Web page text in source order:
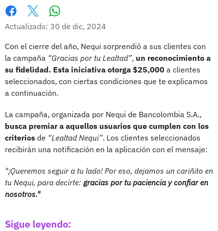
Facebook
X
Actualizado: 30 de dic, 2024
Con el cierre del año, Nequi sorprendió a sus clientes con
la campaña “Gracias por tu Lealtad”, un reconocimiento a
su fidelidad. Esta iniciativa otorga $25,000 a clientes
seleccionados, con ciertas condiciones que te explicamos
a continuación.
La campaña, organizada por Nequi de Bancolombia S.A.,
busca premiar a aquellos usuarios que cumplen con los
criterios de “Lealtad Nequi”. Los clientes seleccionados
recibirán una notificación en la aplicación con el mensaje:
"¡Queremos seguir a tu lado! Por eso, dejamos un cariñito en
tu Nequi, para decirte: gracias por tu paciencia y confiar en
nosotros."
Sigue leyendo: